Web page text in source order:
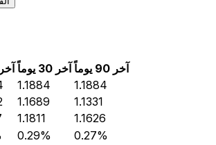
آخر 7 أيام آخر 30 يوماً
آخر 90 يوماً
1.1884
1.1884
1.1689
1.1331
1.1811
1.1626
0.29% 0.27%